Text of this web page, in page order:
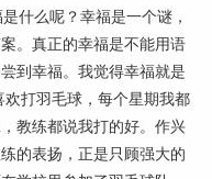
么呢？幸福是一个谜，
。真正的幸福是不能用语
到幸福。我觉得幸福就是
打羽毛球，每个星期我都
教练都说我打的好。作兴
的表扬，正是只顾强大的